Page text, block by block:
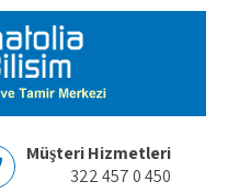
Müşteri Hizmetleri
322 457 0 450